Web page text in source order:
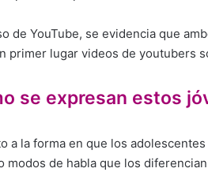
de YouTube, se evidencia que
primer lugar videos de youtubers
se expresan estos
a la forma en que los
modos de habla que los